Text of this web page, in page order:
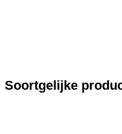
Soortgelijke